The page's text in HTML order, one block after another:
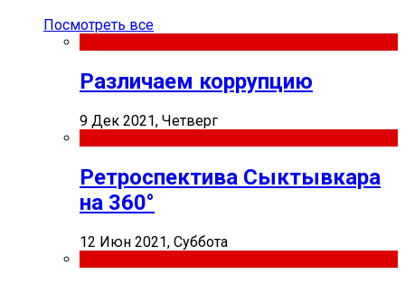
Посмотреть все
Различаем коррупцию
9 Дек 2021, Четверг
Ретроспектива Сыктывкара
на 360°
12 Июн 2021, Суббота